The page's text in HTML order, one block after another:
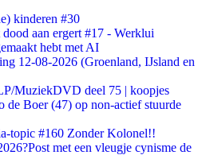
kinderen #30
aan ergert #17 - Werklui
hebt met AI
12-08-2026 (Groenland, IJsland en
MuziekDVD deel 75 | koopjes
de Boer (47) op non-actief stuurde
topic #160 Zonder Kolonel!!
met een vleugje cynisme de